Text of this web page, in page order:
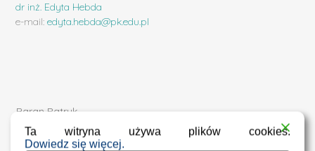
dr inż. Edyta Hebda
e-mail:edyta.hebda@pk.edu.pl
Baran Patryk
Chaberka Dominika
Hyła Izabela
Ta witryna używa plików cookies.
Dowiedz się więcej.